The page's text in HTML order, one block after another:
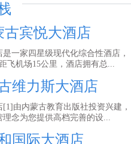
古宾悦大酒店
一家四星级现代化综合性酒店，
飞机场15公里，酒店拥有总...
维力斯大酒店
由内蒙古教育出版社投资兴建，
念为您提供高档完善的设...
国际大酒店